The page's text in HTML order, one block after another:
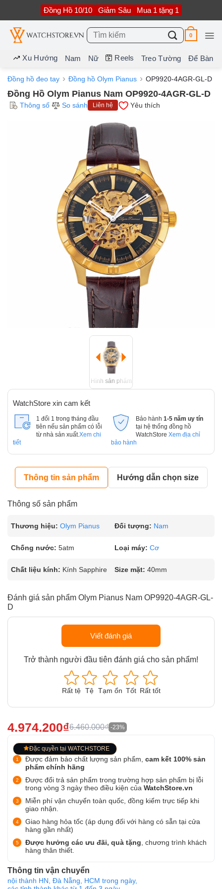
nội
dung
Đồng Hồ 10/10 Giảm Sâu Mua 1 tặng 1
Tìm
kiếm:
0
Xu Hướng Nam Nữ Reels Treo Tường Để Bàn
Đồng hồ đeo tay Đồng hồ Olym Pianus OP9920-4AGR-GL-D
Đồng Hồ Olym Pianus Nam OP9920-4AGR-GL-D
Thông số So sánh Liên hệ Yêu thích
Hình sản phẩm
WatchStore xin cam kết
1 đổi 1 trong tháng đầu
tiên nếu sản phẩm có lỗi
từ nhà sản xuất. Xem chi
tiết
Bảo hành 1-5 năm uy tín
tại hệ thống đồng hồ
WatchStore Xem địa chỉ
bảo hành
Thông tin sản phẩm Hướng dẫn chọn size
Thông số sản phẩm
Thương hiệu: Olym Pianus Đối tượng: Nam
Chống nước: 5atm Loại máy: Cơ
Chất liệu kính: Kính Sapphire Size mặt: 40mm
Đánh giá sản phẩm Olym Pianus Nam OP9920-4AGR-GL-
D
Viết đánh giá
Trở thành người đầu tiên đánh giá cho sản phẩm!
Rất tệ Tệ Tạm ổn Tốt Rất tốt
4.974.200₫6.460.000₫ -23%
Đặc quyền tại WATCHSTORE
Được đảm bảo chất lượng sản phẩm, cam kết 100% sản
phẩm chính hãng
Được đổi trả sản phẩm trong trường hợp sản phẩm bị lỗi
trong vòng 3 ngày theo điều kiện của WatchStore.vn
Miễn phí vận chuyển toàn quốc, đồng kiểm trực tiếp khi
giao nhận.
Giao hàng hỏa tốc (áp dụng đối với hàng có sẵn tại cửa
hàng gần nhất)
Được hưởng các ưu đãi, quà tặng , chương trình khách
hàng thân thiết.
Thông tin vận chuyển
nội thành HN, Đà Nẵng, HCM trong ngày,